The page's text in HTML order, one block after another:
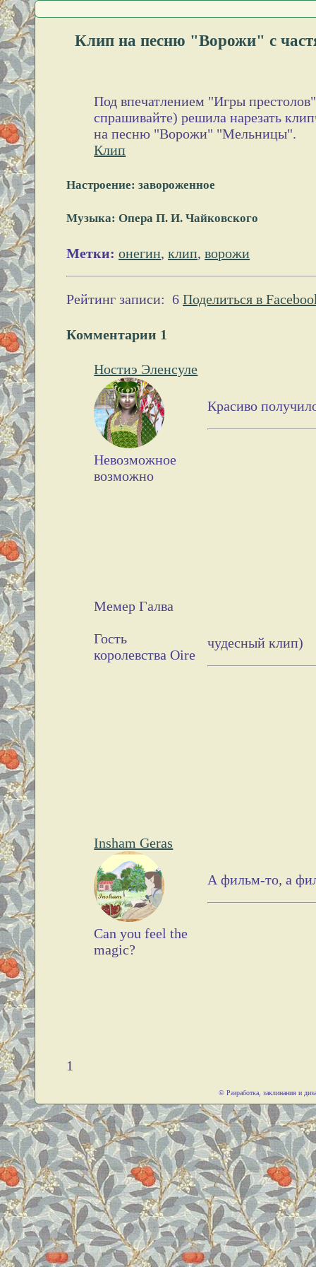
Клип на песню "Ворожи" с
Под впечатлением "Игры
спрашивайте) решила нарезать
на песню "Ворожи" "Мельницы".
Клип
Настроение: завороженное
Музыка: Опера П. И. Чайковского
Метки: онегин,клип,ворожи
Рейтинг записи: 6 Поделиться в
Комментарии 1
Ностиэ Эленсуле
Невозможное
возможно
Красиво
Мемер Галва
Гость
королевства Oire
чудесный клип)
Insham Geras
Can you feel the
magic?
А фильм-то, а
1
© Разработка, заклинания и